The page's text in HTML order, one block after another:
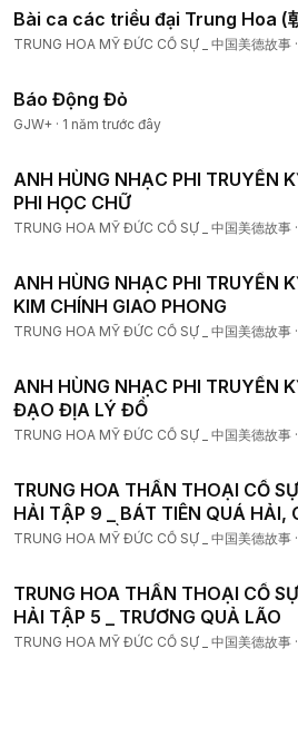
Bài ca các triều đại Trung Hoa (
TRUNG HOA MỸ ĐỨC CỐ SỰ _ 中国美德故事 ·
Báo Động Đỏ
GJW+ · 1 năm trước đây
ANH HÙNG NHẠC PHI TRUYỀN
PHI HỌC CHỮ
TRUNG HOA MỸ ĐỨC CỐ SỰ _ 中国美德故事 ·
ANH HÙNG NHẠC PHI TRUYỀN
KIM CHÍNH GIAO PHONG
TRUNG HOA MỸ ĐỨC CỐ SỰ _ 中国美德故事 ·
ANH HÙNG NHẠC PHI TRUYỀN
ĐẠO ĐỊA LÝ ĐỒ
TRUNG HOA MỸ ĐỨC CỐ SỰ _ 中国美德故事 ·
TRUNG HOA THẦN THOẠI CỐ
HẢI TẬP 9 _ BÁT TIÊN QUÁ HẢI,
THÔNG PHẦN 1
TRUNG HOA MỸ ĐỨC CỐ SỰ _ 中国美德故事 ·
TRUNG HOA THẦN THOẠI CỐ
HẢI TẬP 5 _ TRƯƠNG QUẢ LÃO
TRUNG HOA MỸ ĐỨC CỐ SỰ _ 中国美德故事 ·